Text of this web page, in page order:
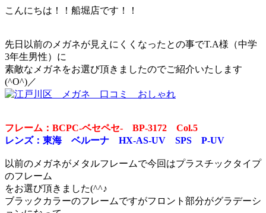
こんにちは！！船堀店です！！
先日以前のメガネが見えにくくなったとの事でT.A様（中学
3年生男性）に
素敵なメガネをお選び頂きましたのでご紹介いたします
(^O^)／
フレーム：BCPC-ベセペセ- BP-3172 Col.5
レンズ：東海 ベルーナ HX-AS-UV SPS P-UV
以前のメガネがメタルフレームで今回はプラスチックタイプ
のフレーム
をお選び頂きました(^^♪
ブラックカラーのフレームですがフロント部分がグラデーシ